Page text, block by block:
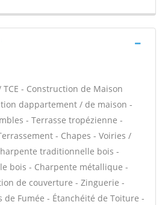
- Construction de Maison
dappartement / de maison -
- Terrasse tropézienne -
- Chapes - Voiries /
traditionnelle bois -
bois - Charpente métallique -
de couverture - Zinguerie -
de Fumée - Étanchéité de Toiture -